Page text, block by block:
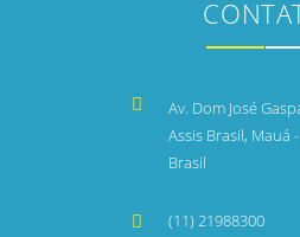
Av. Dom José
Assis Brasil, Mauá
Brasil
(11) 21988300